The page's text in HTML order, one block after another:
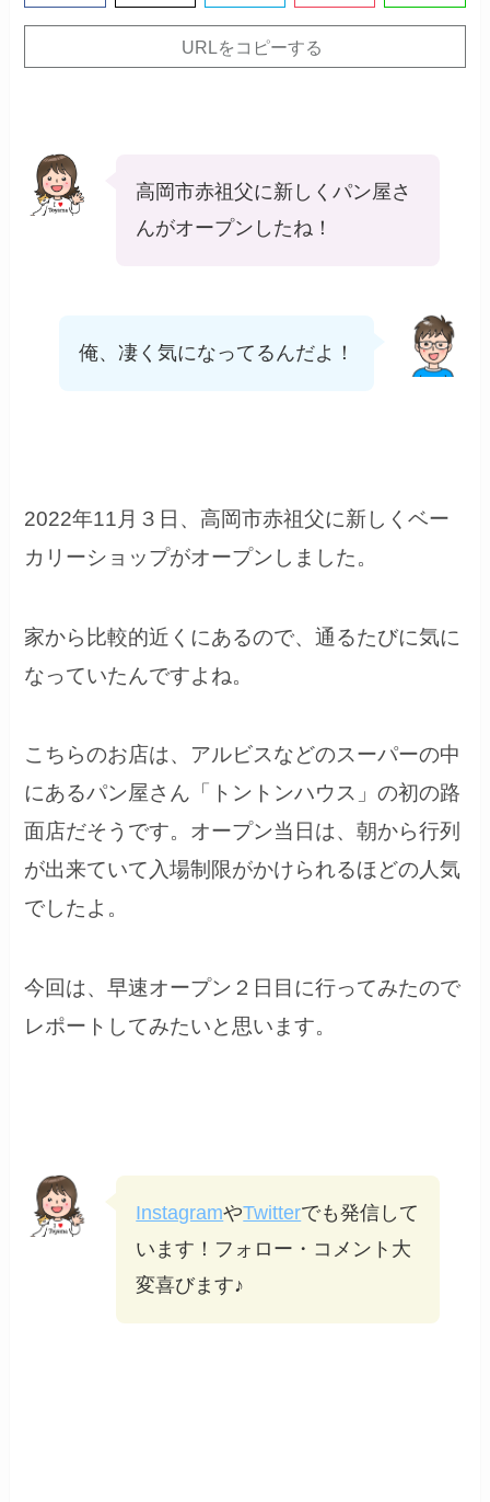
URLをコピーする
高岡市赤祖父に新しくパン屋さ
んがオープンしたね！
俺、凄く気になってるんだよ！
2022年11月３日、高岡市赤祖父に新しくベー
カリーショップがオープンしました。
家から比較的近くにあるので、通るたびに気に
なっていたんですよね。
こちらのお店は、アルビスなどのスーパーの中
にあるパン屋さん「トントンハウス」の初の路
面店だそうです。オープン当日は、朝から行列
が出来ていて入場制限がかけられるほどの人気
でしたよ。
今回は、早速オープン２日目に行ってみたので
レポートしてみたいと思います。
InstagramやTwitterでも発信して
います！フォロー・コメント大
変喜びます♪